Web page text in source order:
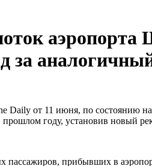
за
Daily от 11 июня, по
году, установив новый
пассажиров, прибывших в